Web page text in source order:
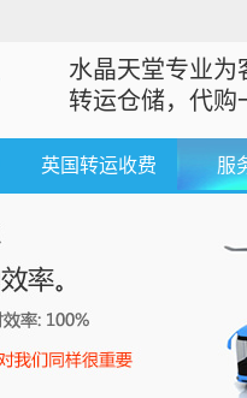
水晶天堂专业为
转运仓储，代购
英国转运收费 服